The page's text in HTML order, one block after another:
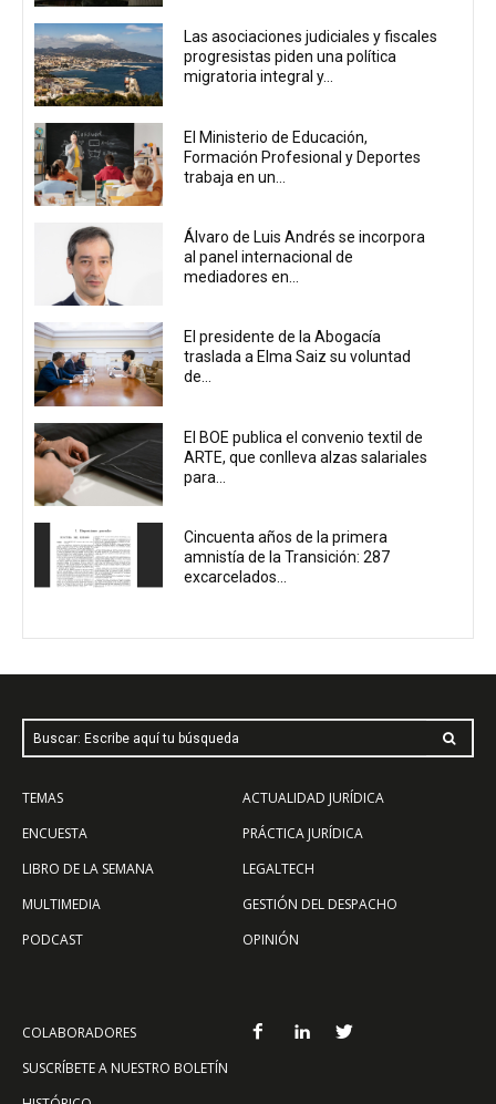
Las asociaciones judiciales y fiscales
progresistas piden una política
migratoria integral y...
El Ministerio de Educación,
Formación Profesional y Deportes
trabaja en un...
Álvaro de Luis Andrés se incorpora
al panel internacional de
mediadores en...
El presidente de la Abogacía
traslada a Elma Saiz su voluntad
de...
El BOE publica el convenio textil de
ARTE, que conlleva alzas salariales
para...
Cincuenta años de la primera
amnistía de la Transición: 287
excarcelados...
Buscar: Escribe aquí tu búsqueda
TEMAS
ENCUESTA
LIBRO DE LA SEMANA
MULTIMEDIA
PODCAST
ACTUALIDAD JURÍDICA
PRÁCTICA JURÍDICA
LEGALTECH
GESTIÓN DEL DESPACHO
OPINIÓN
COLABORADORES
SUSCRÍBETE A NUESTRO BOLETÍN